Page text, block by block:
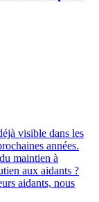
visible dans les
années.
maintien à
aux aidants ?
aidants, nous